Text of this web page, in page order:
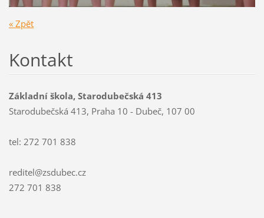
« Zpět
Kontakt
Základní škola, Starodubečská 413
Starodubečská 413, Praha 10 - Dubeč, 107 00
tel: 272 701 838
reditel@zsdubec.cz
272 701 838